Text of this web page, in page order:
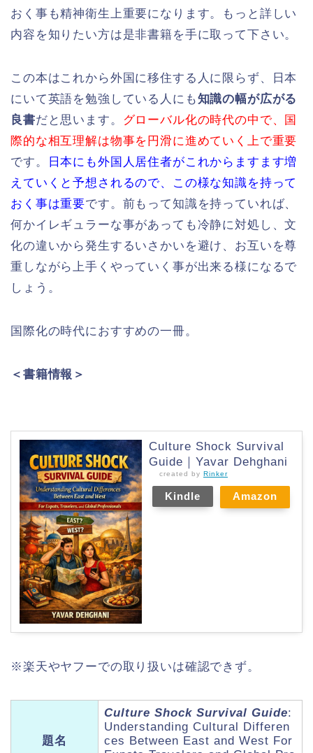
おく事も精神衛生上重要になります。もっと詳しい
内容を知りたい方は是非書籍を手に取って下さい。
この本はこれから外国に移住する人に限らず、日本
にいて英語を勉強している人にも知識の幅が広がる
良書だと思います。
グローバル化の時代の中で、国
際的な相互理解は物事を円滑に進めていく上で重要
です。
日本にも外国人居住者がこれからますます増
えていくと予想されるので、この様な知識を持って
おく事は重要です。前もって知識を持っていれば、
何かイレギュラーな事があっても冷静に対処し、文
化の違いから発生するいさかいを避け、お互いを尊
重しながら上手くやっていく事が出来る様になるで
しょう。
国際化の時代におすすめの一冊。
＜書籍情報＞
Culture Shock Survival
Guide｜Yavar Dehghani
created by Rinker
Kindle Amazon
※楽天やヤフーでの取り扱いは確認できず。
題名
Culture Shock Survival Guide:
Understanding Cultural Differen
ces Between East and West For